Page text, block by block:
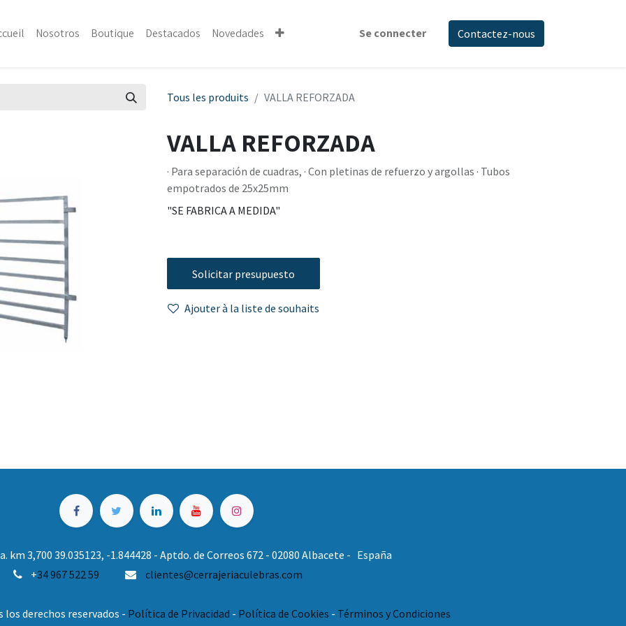
Nosotros Boutique Destacados Novedades Se connecter Contactez-nous
Tous les produits VALLA REFORZADA
VALLA REFORZADA
· Para separación de cuadras, · Con pletinas de refuerzo y argollas · Tubos
empotrados de 25x25mm
"SE FABRICA A MEDIDA"
Solicitar presupuesto
Ajouter à la liste de souhaits
km 3,700 39.035123, -1.844428 - Aptdo. de Correos 672 - 02080 Albacete - España
+34 967 522 59 clientes@cerrajeriaculebras.com
derechos reservados - Política de Privacidad - Política de Cookies - Términos y Condiciones